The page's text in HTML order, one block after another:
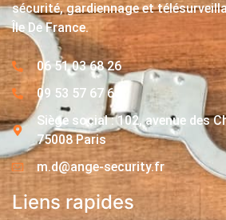
sécurité, gardiennage et
Île De France.
06 51 03 68 26
09 53 57 67 63
Siège social : 102, avenue des
75008 Paris
m.d@ange-security.fr
Liens rapides